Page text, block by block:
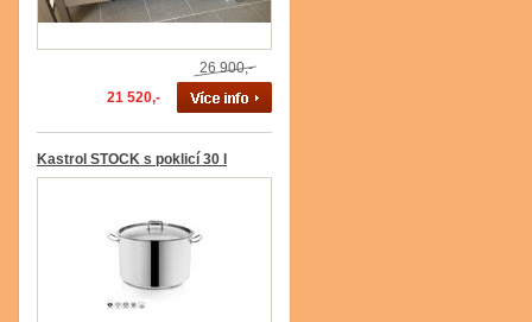
26 900,-
21 520,-
Kastrol STOCK s poklicí 30 l